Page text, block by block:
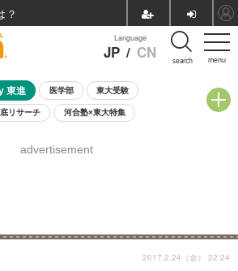
menu
Language
JP / CN search
東進 医学部 東大受験
リサーチ 河合塾×東大特集
8月開催学校説明会・相談会
advertisement
2017.2.24（金） 22:24